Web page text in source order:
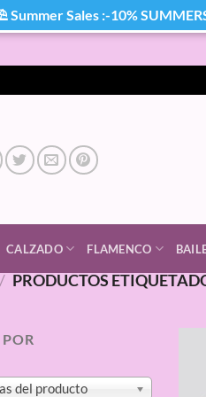
CALZADO FLAMENCO
/ PRODUCTOS
del producto
Summer Sales :-10%